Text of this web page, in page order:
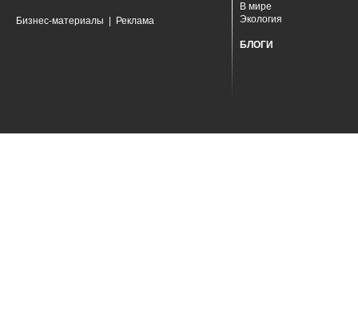
Бизнес-материалы Реклама
В мире
Экология
БЛОГИ